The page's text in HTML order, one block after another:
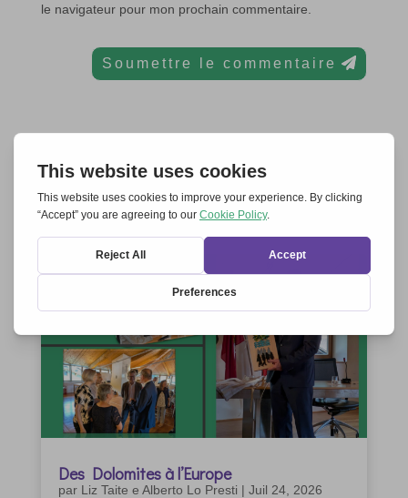
le navigateur pour mon prochain commentaire.
Soumettre le commentaire
ARTICLES EN LIEN
Des Dolomites à l’Europe
par Liz Taite e Alberto Lo Presti | Juil 24, 2026